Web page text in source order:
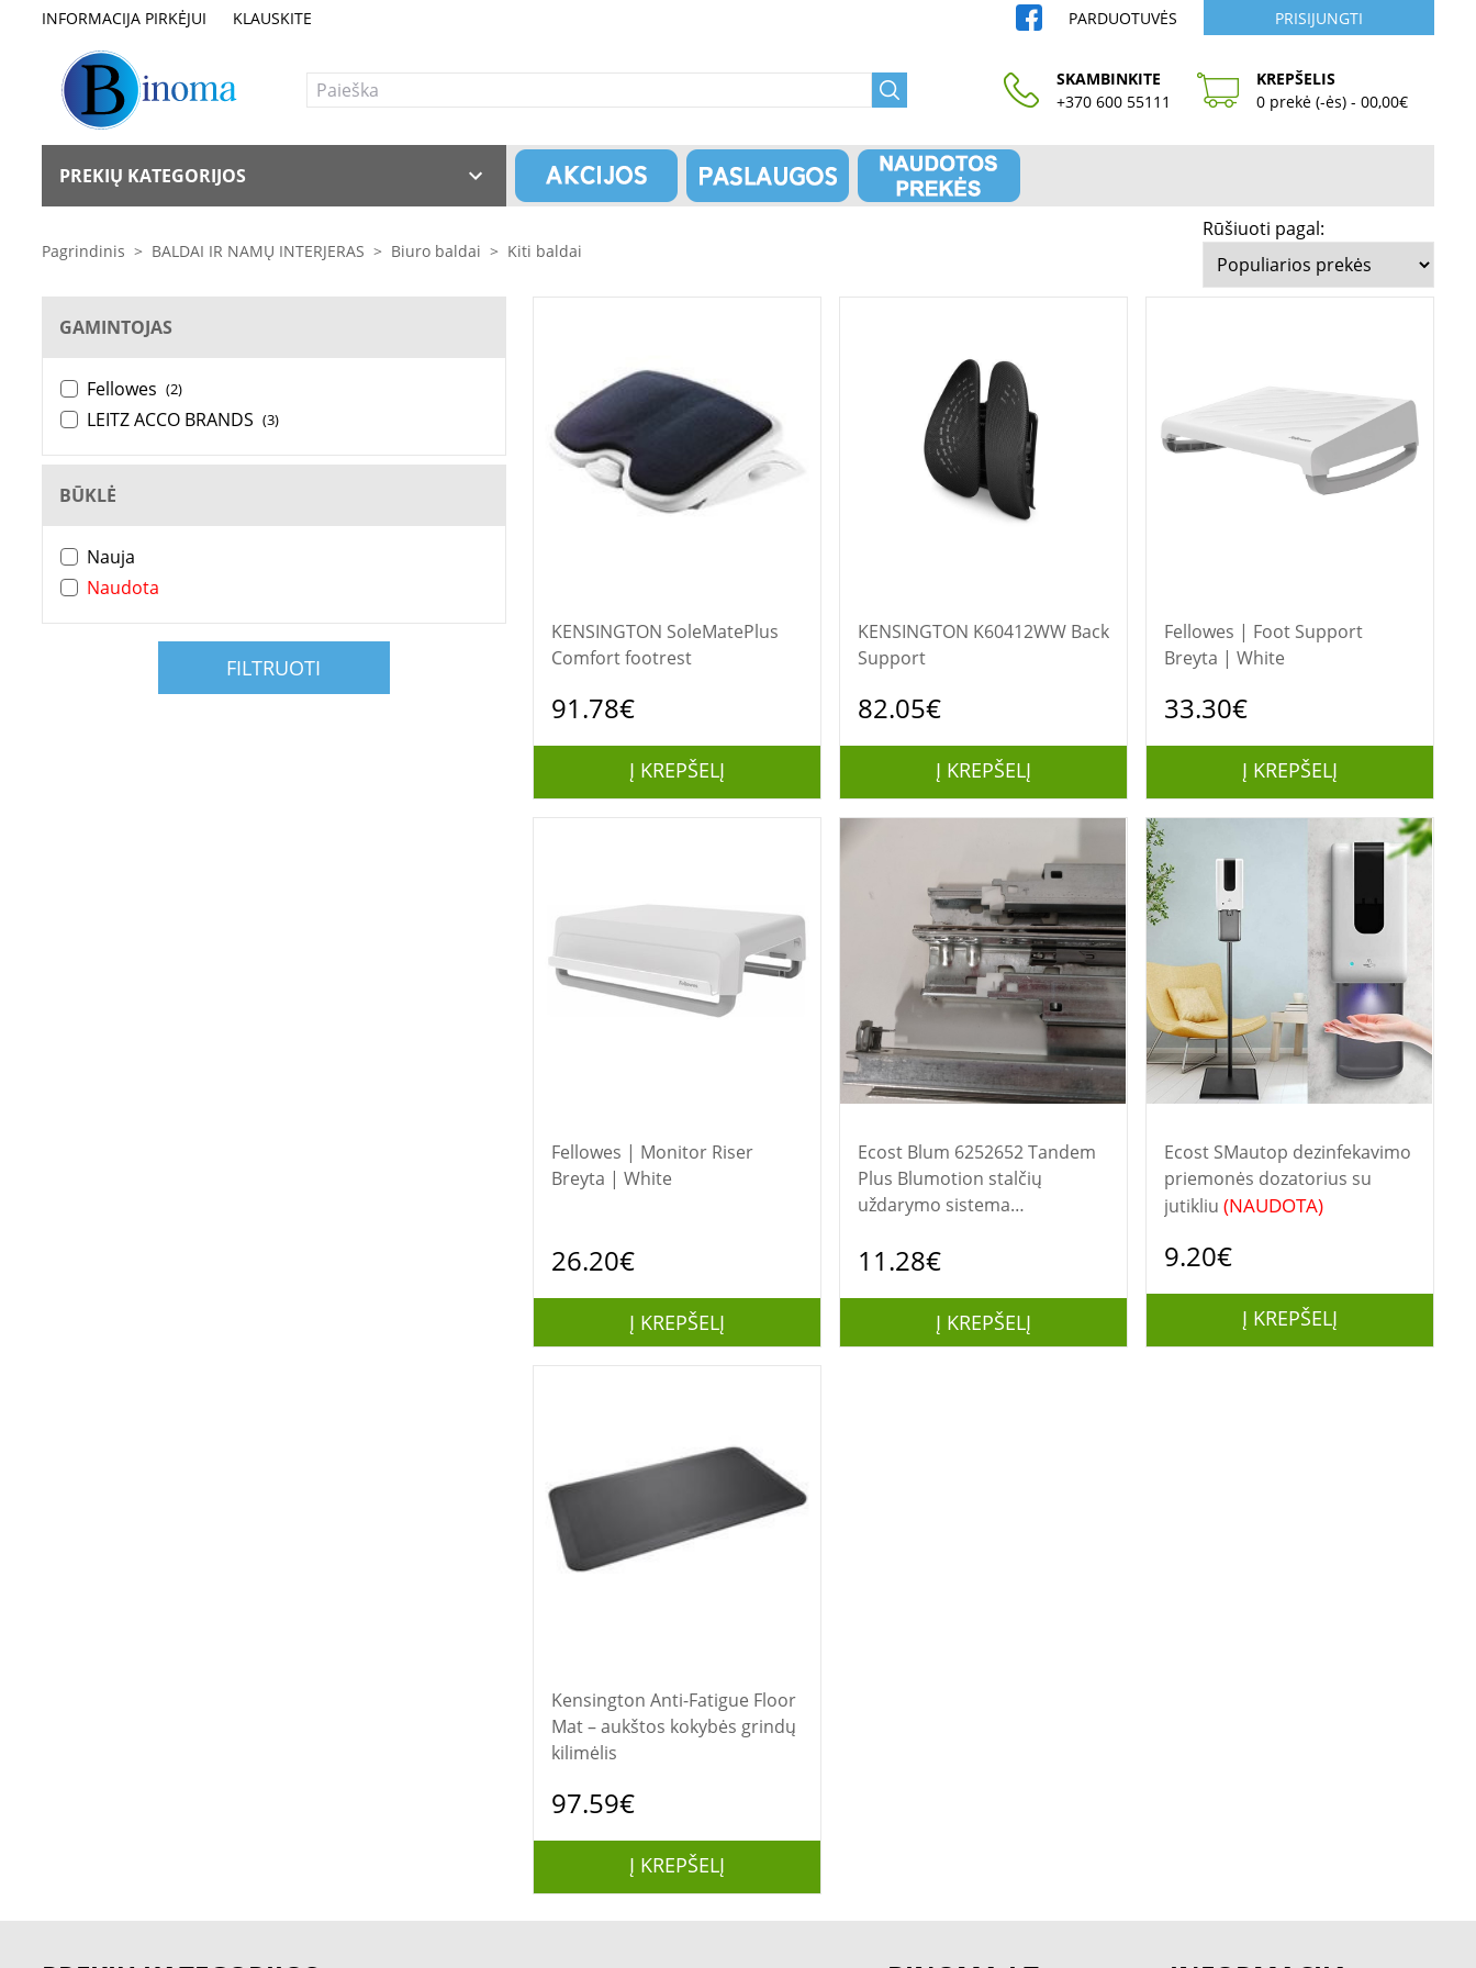
INFORMACIJA PIRKĖJUI KLAUSKITE PARDUOTUVĖS PRISIJUNGTI
SKAMBINKITE
+370 600 55111
KREPŠELIS
0 prekė (-ės) - 00,00€
PREKIŲ KATEGORIJOS
Pagrindinis > BALDAI IR NAMŲ INTERJERAS > Biuro baldai > Kiti baldai
Rūšiuoti pagal:
GAMINTOJAS
Fellowes (2)
LEITZ ACCO BRANDS (3)
BŪKLĖ
Nauja
Naudota
FILTRUOTI
KENSINGTON SoleMatePlus
Comfort footrest
91.78€
Į KREPŠELĮ
KENSINGTON K60412WW Back
Support
82.05€
Į KREPŠELĮ
Fellowes | Foot Support
Breyta | White
33.30€
Į KREPŠELĮ
Fellowes | Monitor Riser
Breyta | White
26.20€
Į KREPŠELĮ
Ecost Blum 6252652 Tandem
Plus Blumotion stalčių
uždarymo sistema
11.28€
Į KREPŠELĮ
Ecost SMautop dezinfekavimo
priemonės dozatorius su
jutikliu (NAUDOTA)
9.20€
Į KREPŠELĮ
Kensington Anti-Fatigue Floor
Mat – aukštos kokybės grindų
kilimėlis
97.59€
Į KREPŠELĮ